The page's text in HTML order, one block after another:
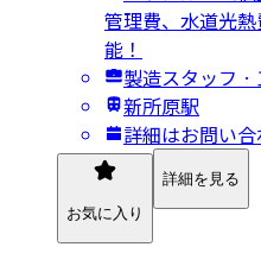
管理費、水道光
能！
製造スタッフ
新所原駅
詳細はお問い
お気に入り
詳細を見る